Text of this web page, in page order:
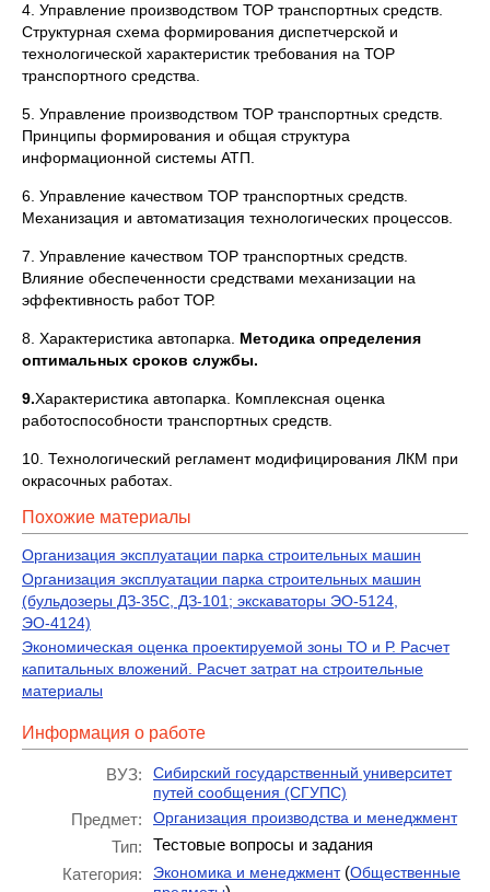
4. Управление производством ТОР транспортных средств.
Структурная схема формирования диспетчерской и
технологической характеристик требования на ТОР
транспортного средства.
5. Управление производством ТОР транспортных средств.
Принципы формирования и общая структура
информационной системы АТП.
6. Управление качеством ТОР транспортных средств.
Механизация и автоматизация технологических процессов.
7. Управление качеством ТОР транспортных средств.
Влияние обеспеченности средствами механизации на
эффективность работ ТОР.
8. Характеристика автопарка. Методика определения
оптимальных сроков службы.
9.Характеристика автопарка. Комплексная оценка
работоспособности транспортных средств.
10. Технологический регламент модифицирования ЛКМ при
окрасочных работах.
Похожие материалы
Организация эксплуатации парка строительных машин
Организация эксплуатации парка строительных машин
(бульдозеры ДЗ-35С, ДЗ-101; экскаваторы ЭО-5124,
ЭО-4124)
Экономическая оценка проектируемой зоны ТО и Р. Расчет
капитальных вложений. Расчет затрат на строительные
материалы
Информация о работе
ВУЗ:
Сибирский государственный университет
путей сообщения (СГУПС)
Предмет: Организация производства и менеджмент
Тип:
Тестовые вопросы и задания
Категория:
Экономика и менеджмент(Общественные